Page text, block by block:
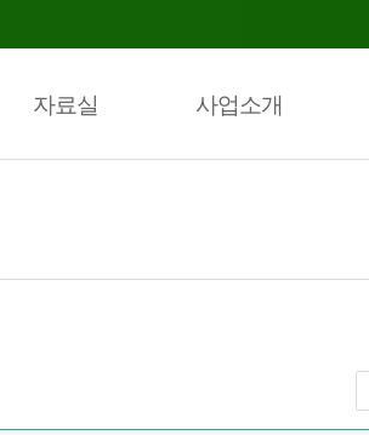
자료실 사업소개